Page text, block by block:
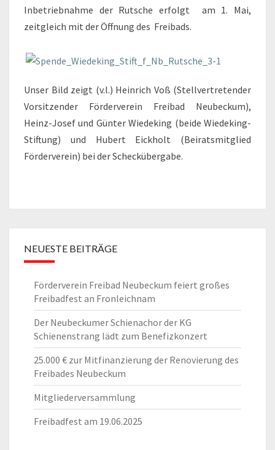
Inbetriebnahme der Rutsche erfolgt
am 1. Mai,
zeitgleich mit der Öffnung des Freibads.
Unser Bild zeigt (v.l.) Heinrich Voß (Stellvertretender
Vorsitzender Förderverein Freibad Neubeckum),
Heinz-Josef und Günter Wiedeking (beide Wiedeking-
Stiftung) und Hubert Eickholt (Beiratsmitglied
Förderverein) bei der Scheckübergabe.
NEUESTE BEITRÄGE
Förderverein Freibad Neubeckum feiert großes
Freibadfest an Fronleichnam
Der Neubeckumer Schienachor der KG
Schienenstrang lädt zum Benefizkonzert
25.000 € zur Mitfinanzierung der Renovierung des
Freibades Neubeckum
Mitgliederversammlung
Freibadfest am 19.06.2025